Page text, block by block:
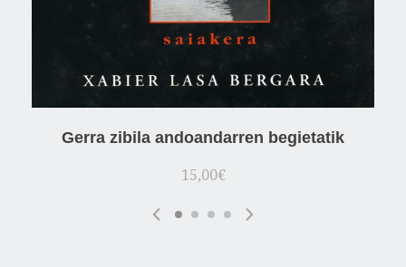
Gerra zibila andoandarren begietatik
15,00€